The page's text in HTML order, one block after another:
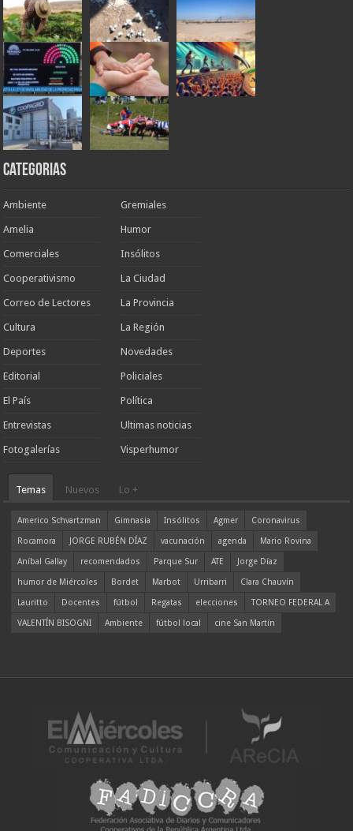
Categorias
Ambiente
Amelia
Comerciales
Cooperativismo
Correo de Lectores
Cultura
Deportes
Editorial
El País
Entrevistas
Fotogalerías
Gremiales
Humor
Insólitos
La Ciudad
La Provincia
La Región
Novedades
Policiales
Política
Ultimas noticias
Visperhumor
Temas Nuevos Lo +
Americo Schvartzman Gimnasia Insólitos Agmer
Coronavirus
Rocamora
JORGE RUBÉN DÍAZ vacunación agenda
Mario Rovina
Aníbal Gallay
recomendados Parque Sur ATE
Jorge Díaz
humor de Miércoles
Bordet Marbot Urribarri
Clara Chauvín
Lauritto
Docentes fútbol Regatas elecciones
TORNEO FEDERAL A
VALENTÍN BISOGNI
Ambiente fútbol local cine San Martín